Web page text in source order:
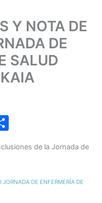
Y NOTA DE
DE
SALUD
m
ar
de la Jornada de
DE ENFERMERÍA DE